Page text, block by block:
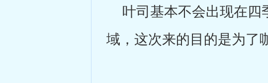
叶司基本不会出现在四
域，这次来的目的是为了